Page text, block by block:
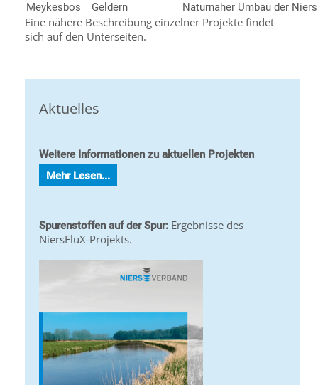
Meykesbos
Geldern Naturnaher Umbau der Niers
Eine nähere Beschreibung einzelner Projekte findet
sich auf den Unterseiten.
Aktuelles
Weitere Informationen zu aktuellen Projekten
Mehr Lesen...
Spurenstoffen auf der Spur: Ergebnisse des
NiersFluX-Projekts.